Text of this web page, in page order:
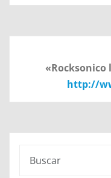
«Rocksonico
http://